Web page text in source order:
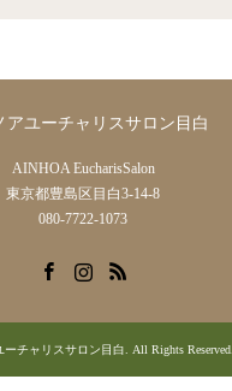
アユーチャリスサロン目白
AINHOA EucharisSalon
東京都豊島区目白3-14-8
080-7722-1073
ーチャリスサロン目白 . All Rights Reserved.